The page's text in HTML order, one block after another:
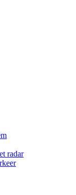
radar